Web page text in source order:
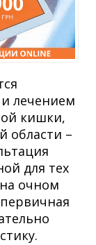
лечением
кишки,
области –
для тех
очном